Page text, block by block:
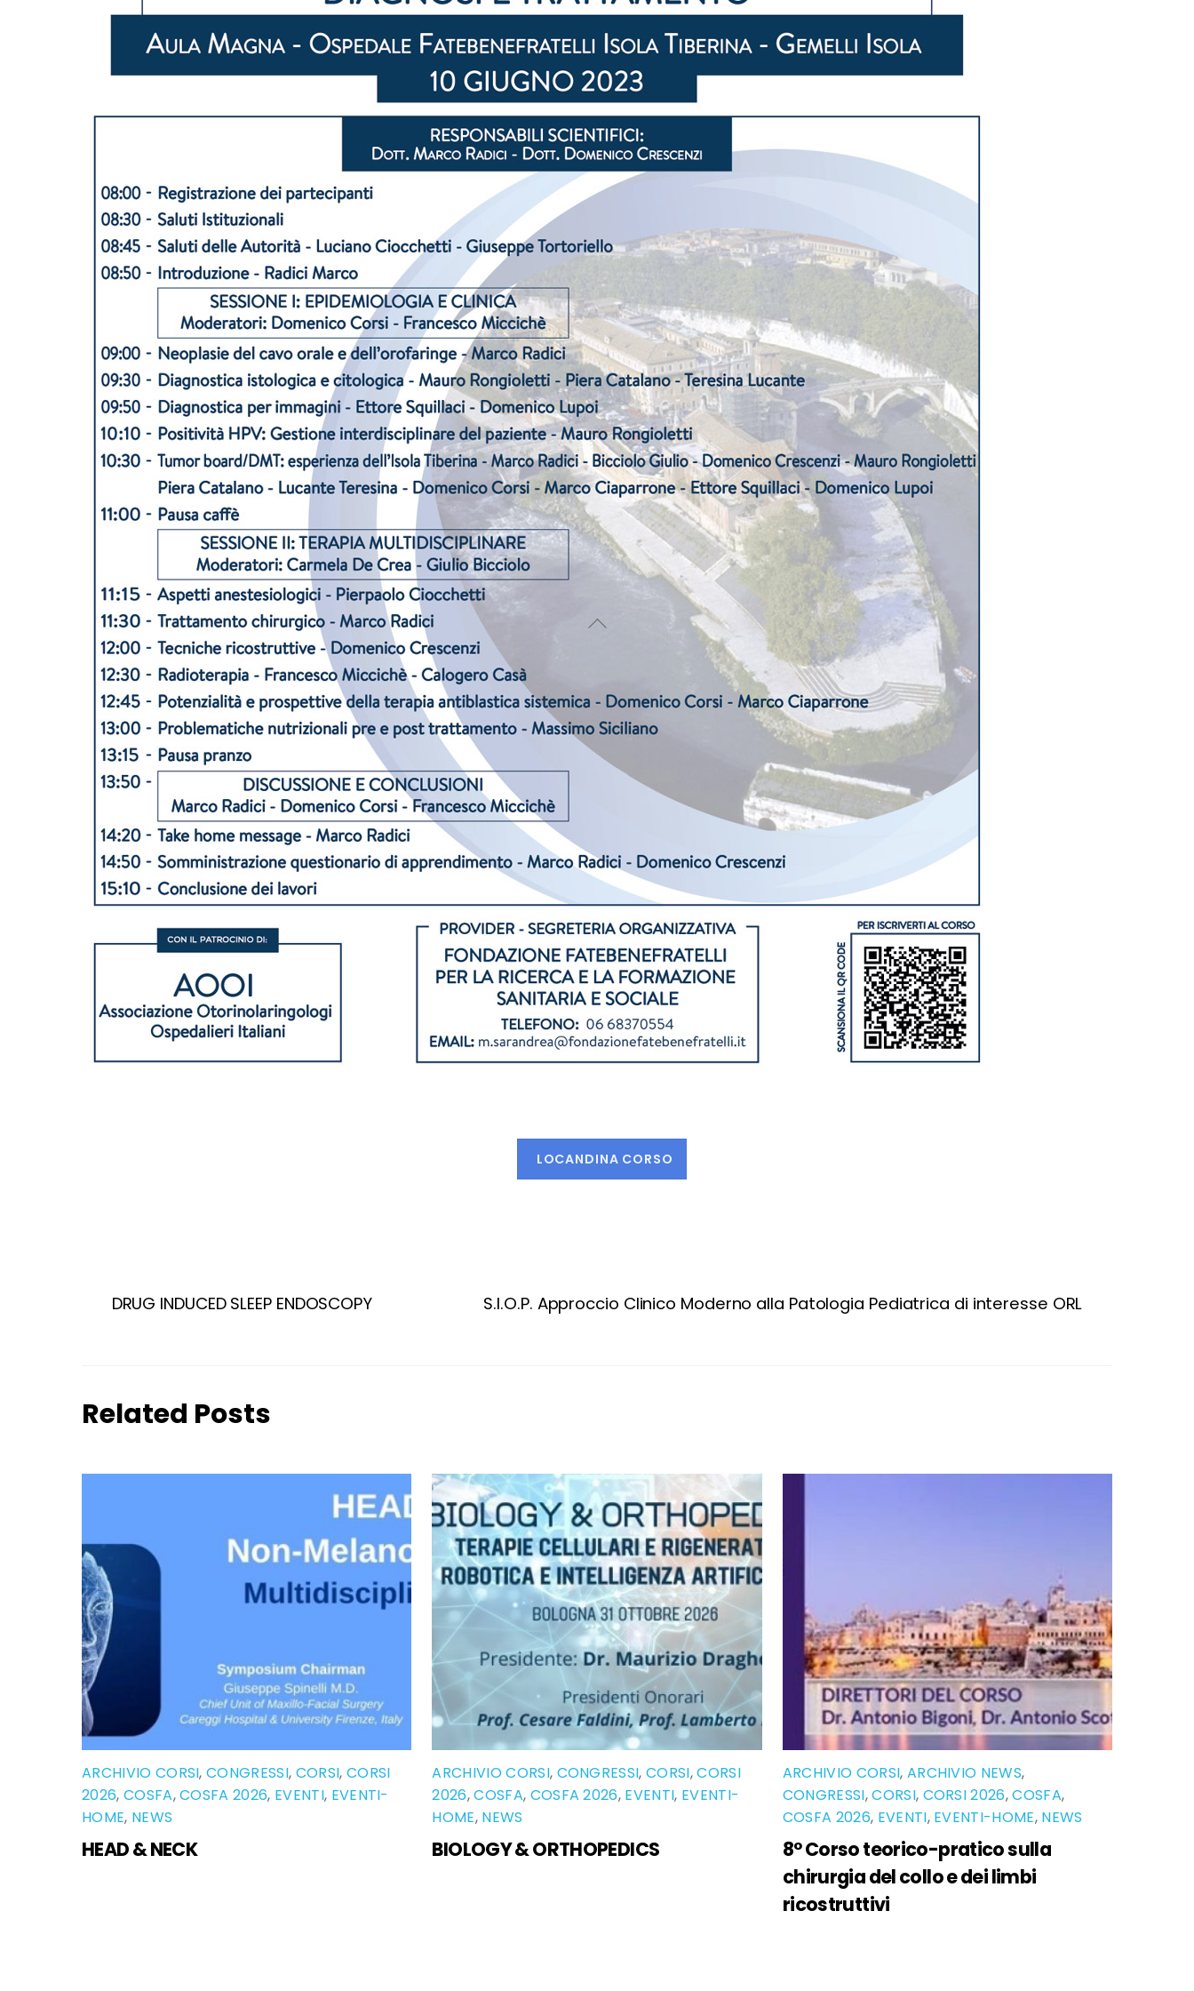
LOCANDINA CORSO
DRUG INDUCED SLEEP ENDOSCOPY S.I.O.P. Approccio Clinico Moderno alla Patologia Pediatrica di interesse ORL
Related Posts
ARCHIVIO CORSI,CONGRESSI, CORSI, CORSI
2026, COSFA,COSFA 2026, EVENTI, EVENTI-
HOME, NEWS
HEAD & NECK
ARCHIVIO CORSI, CONGRESSI,CORSI,CORSI
2026,COSFA, COSFA 2026, EVENTI, EVENTI-
HOME, NEWS
BIOLOGY & ORTHOPEDICS
ARCHIVIO CORSI, ARCHIVIO NEWS,
CONGRESSI,CORSI, CORSI 2026,COSFA,
COSFA 2026, EVENTI, EVENTI-HOME, NEWS
8° Corso teorico-pratico sulla
chirurgia del collo e dei limbi
ricostruttivi